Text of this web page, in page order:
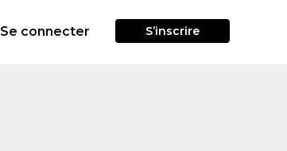
Se connecter S’inscrire